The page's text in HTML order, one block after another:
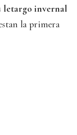
letargo invernal
la primera